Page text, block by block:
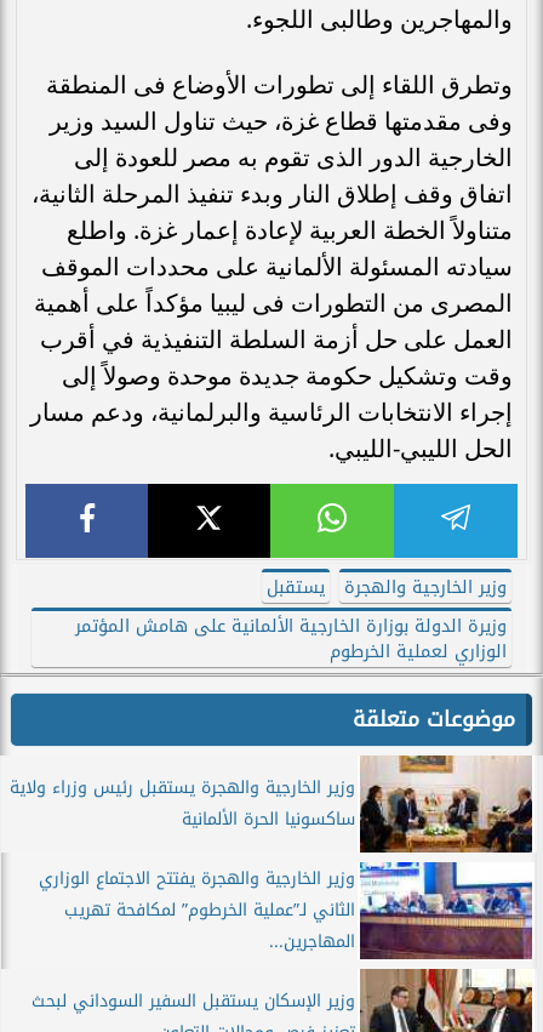
والمهاجرين وطالبى اللجوء.
وتطرق اللقاء إلى تطورات الأوضاع فى المنطقة
وفى مقدمتها قطاع غزة، حيث تناول السيد وزير
الخارجية الدور الذى تقوم به مصر للعودة إلى
اتفاق وقف إطلاق النار وبدء تنفيذ المرحلة الثانية،
متناولاً الخطة العربية لإعادة إعمار غزة. واطلع
سيادته المسئولة الألمانية على محددات الموقف
المصرى من التطورات فى ليبيا مؤكداً على أهمية
العمل على حل أزمة السلطة التنفيذية في أقرب
وقت وتشكيل حكومة جديدة موحدة وصولاً إلى
إجراء الانتخابات الرئاسية والبرلمانية، ودعم مسار
الحل الليبي-الليبي.
وزير الخارجية والهجرة
يستقبل
وزيرة الدولة بوزارة الخارجية الألمانية على هامش المؤتمر
الوزاري لعملية الخرطوم
موضوعات متعلقة
وزير الخارجية والهجرة يستقبل رئيس وزراء ولاية
ساكسونيا الحرة الألمانية
وزير الخارجية والهجرة يفتتح الاجتماع الوزاري
الثاني لـ”عملية الخرطوم” لمكافحة تهريب
المهاجرين...
وزير الإسكان يستقبل السفير السوداني لبحث